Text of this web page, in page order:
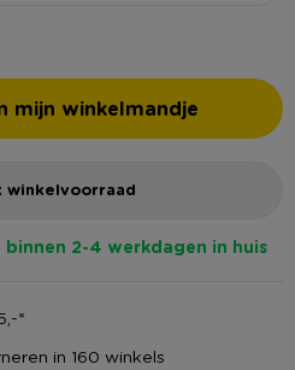
mijn winkelmandje
winkelvoorraad
binnen 2-4 werkdagen in huis
*
in 160 winkels